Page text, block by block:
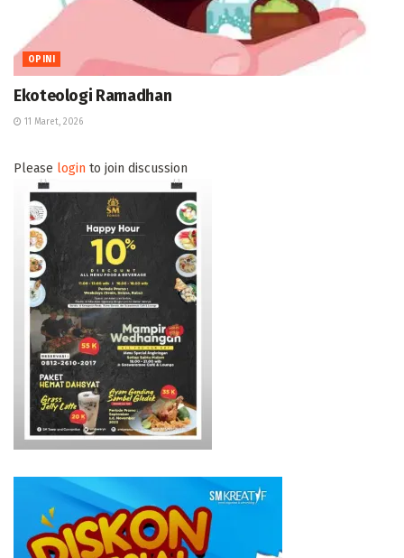
OPINI
Ekoteologi Ramadhan
11 Maret, 2026
Please login to join discussion